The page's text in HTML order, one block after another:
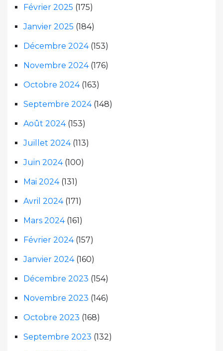
Février 2025 (175)
Janvier 2025 (184)
Décembre 2024(153)
Novembre 2024(176)
Octobre 2024(163)
Septembre 2024(148)
Août 2024(153)
Juillet 2024(113)
Juin 2024(100)
Mai 2024(131)
Avril 2024(171)
Mars 2024(161)
Février 2024(157)
Janvier 2024(160)
Décembre 2023 (154)
Novembre 2023 (146)
Octobre 2023 (168)
Septembre 2023 (132)